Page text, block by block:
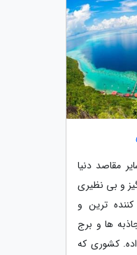
مقاصد دنیا
و بی نظیری
ترین و
ها و برج
کشوری که